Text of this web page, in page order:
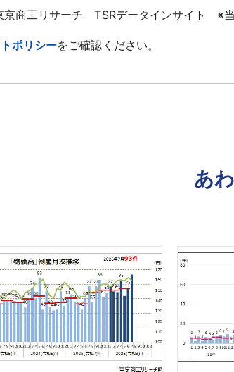
京商工リサーチ TSRデータインサイト ※当
ポリシーをご確認ください。
あ